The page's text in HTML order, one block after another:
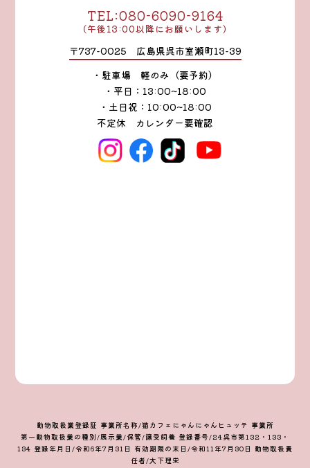
TEL:080-6090-9164
（午後13:00以降にお願いします）
〒737-0025 広島県呉市室瀬町13-39
・駐車場 軽のみ（要予約）
・平日：13:00~18:00
・土日祝：10:00~18:00
不定休 カレンダー要確認
動物取扱業登録証 事業所名称/猫カフェにゃんにゃんヒュッテ 事業所
第一動物取扱業の種別/展示業/保管/譲受飼養 登録番号/24呉市第132・133・
134 登録年月日/令和6年7月31日 有効期限の末日/令和11年7月30日 動物取扱責
任者/大下理栄